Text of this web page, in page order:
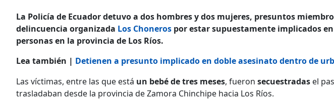
La Policía de Ecuador detuvo a dos hombres y dos mujeres, presuntos
delincuencia organizada Los Choneros por estar supuestamente implicados
personas en la provincia de Los Ríos.
Lea también | Detienen a presunto implicado en doble asesinato dentro de
Las víctimas, entre las que está un bebé de tres meses, fueron secuestradas el
trasladaban desde la provincia de Zamora Chinchipe hacia Los Ríos.